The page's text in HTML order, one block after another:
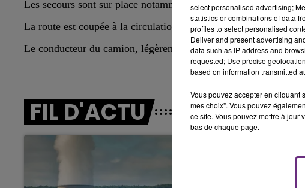
LE WEEK-END CHAMPAGNE FM
Les secours sont sur place notamment une équipe spécialisée
La route est coupée à la circulation et une déviation a été mise
Le conducteur du camion, légèrement blessé, a été pris en
FIL D'ACTU
select personalised advertising;
statistics or combinations of data
profiles to select personalised
Deliver and present advertising
data such as IP address and
requested; Use precise
based on information transmitted
Vous pouvez accepter en cliquant
mes choix". Vous pouvez
ce site. Vous pouvez mettre à jour
bas de chaque page.